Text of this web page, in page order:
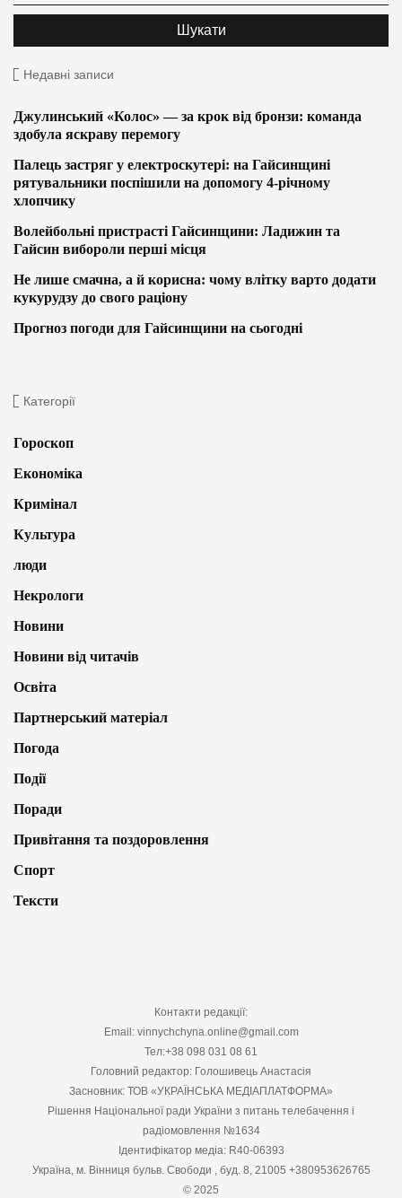
Недавні записи
Джулинський «Колос» — за крок від бронзи: команда
здобула яскраву перемогу
Палець застряг у електроскутері: на Гайсинщині
рятувальники поспішили на допомогу 4-річному
хлопчику
Волейбольні пристрасті Гайсинщини: Ладижин та
Гайсин вибороли перші місця
Не лише смачна, а й корисна: чому влітку варто додати
кукурудзу до свого раціону
Прогноз погоди для Гайсинщини на сьогодні
Категорії
Гороскоп
Економіка
Кримінал
Культура
люди
Некрологи
Новини
Новини від читачів
Освіта
Партнерський матеріал
Погода
Події
Поради
Привітання та поздоровлення
Спорт
Тексти
Контакти редакції:
Email: vinnychchyna.online@gmail.com
Тел:+38 098 031 08 61
Головний редактор: Голошивець Анастасія
Засновник: ТОВ «УКРАЇНСЬКА МЕДІАПЛАТФОРМА»
Рішення Національної ради України з питань телебачення і
радіомовлення №1634
Ідентифікатор медіа: R40-06393
Україна, м. Вінниця бульв. Свободи , буд. 8, 21005 +380953626765
© 2025